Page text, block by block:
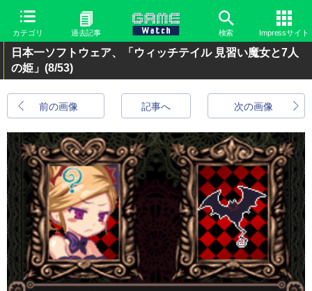
カテゴリ 過去記事 検索 Impressサイト
日本一ソフトウェア、「ウィッチテイル 見習い魔女と7人
の姫」 (8/53)
前の画像 次の画像
記事へ